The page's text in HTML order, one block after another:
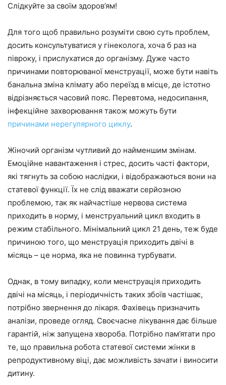
Слідкуйте за своїм здоров’ям!
Для того щоб правильно розуміти свою суть проблем,
досить консультуватися у гінеколога, хоча б раз на
півроку, і прислухатися до організму. Дуже часто
причинами повторюваної менструації, може бути навіть
банальна зміна клімату або переїзд в місце, де істотно
відрізняється часовий пояс. Перевтома, недосипання,
інфекційне захворювання також можуть бути
причинами нерегулярного циклу.
Жіночий організм чутливий до найменшим змінам.
Емоційне навантаження і стрес, досить часті фактори,
які тягнуть за собою наслідки, і відображаються вони на
статевої функції. Їх не слід вважати серйозною
проблемою, так як найчастіше нервова система
приходить в норму, і менструальний цикл входить в
режим стабільного. Мінімальний цикл 21 день, теж буде
причиною того, що менструація приходить двічі в
місяць – це норма, яка не повинна турбувати.
Однак, в тому випадку, коли менструація приходить
двічі на місяць, і періодичність таких збоїв частішає,
потрібно звернення до лікаря. Фахівець призначить
аналізи, проведе огляд. Своєчасне лікування дає більше
гарантій, ніж запущена хвороба. Потрібно пам’ятати про
те, що правильна робота статевої системи жінки в
репродуктивному віці, дає можливість зачати і виносити
дитину.